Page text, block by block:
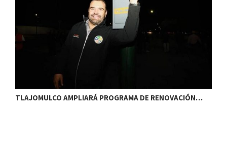
TLAJOMULCO AMPLIARÁ PROGRAMA DE RENOVACIÓN…